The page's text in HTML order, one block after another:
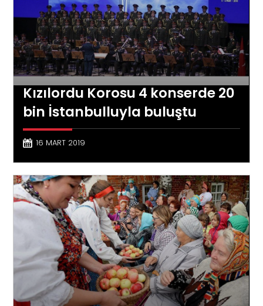
Kızılordu Korosu 4 konserde 20
bin İstanbulluyla buluştu
16 MART 2019